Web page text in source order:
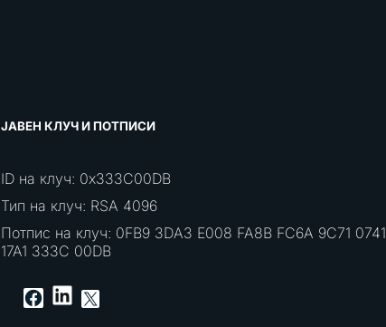
ЈАВЕН КЛУЧ И ПОТПИСИ
ID на клуч: 0x333C00DB
Тип на клуч: RSA 4096
Потпис на клуч: 0FB9 3DA3 E008 FA8B FC6A 9C71 0741
17A1 333C 00DB
Facebook
LinkedIn
X